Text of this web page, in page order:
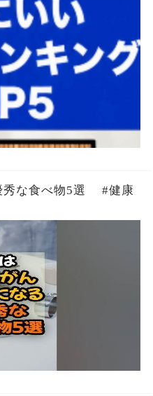
秀な食べ物5選 #健康